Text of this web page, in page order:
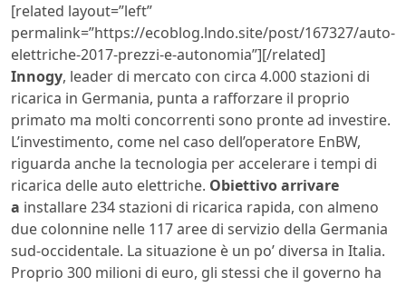
[related layout=”left”
permalink=”https://ecoblog.lndo.site/post/167327/auto-
elettriche-2017-prezzi-e-autonomia”][/related]
Innogy, leader di mercato con circa 4.000 stazioni di
ricarica in Germania, punta a rafforzare il proprio
primato ma molti concorrenti sono pronte ad investire.
L’investimento, come nel caso dell’operatore EnBW,
riguarda anche la tecnologia per accelerare i tempi di
ricarica delle auto elettriche. Obiettivo arrivare
a installare 234 stazioni di ricarica rapida, con almeno
due colonnine nelle 117 aree di servizio della Germania
sud-occidentale. La situazione è un po’ diversa in Italia.
Proprio 300 milioni di euro, gli stessi che il governo ha